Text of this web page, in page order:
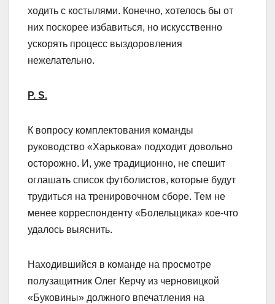
ходить с костылями. Конечно, хотелось бы от
них поскорее избавиться, но искусственно
ускорять процесс выздоровления
нежелательно.
P. S.
К вопросу комплектования команды
руководство «Харькова» подходит довольно
осторожно. И, уже традиционно, не спешит
оглашать список футболистов, которые будут
трудиться на тренировочном сборе. Тем не
менее корреспонденту «Болельщика» кое-что
удалось выяснить.
Находившийся в команде на просмотре
полузащитник Олег Керчу из черновицкой
«Буковины» должного впечатления на